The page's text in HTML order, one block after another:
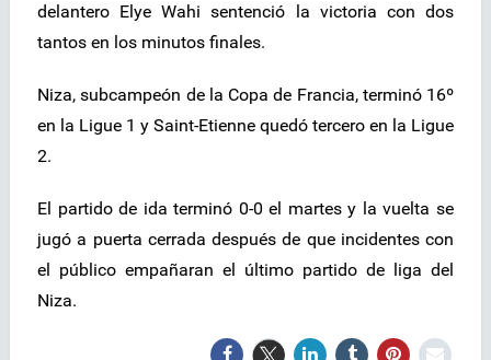
delantero Elye Wahi sentenció la victoria con dos
tantos en los minutos finales.
Niza, subcampeón de la Copa de Francia, terminó 16º
en la Ligue 1 y Saint-Etienne quedó tercero en la Ligue
2.
El partido de ida terminó 0-0 el martes y la vuelta se
jugó a puerta cerrada después de que incidentes con
el público empañaran el último partido de liga del
Niza.